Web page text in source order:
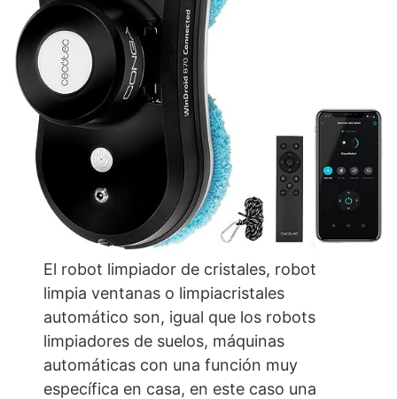
El robot limpiador de cristales, robot
limpia ventanas o limpiacristales
automático son, igual que los robots
limpiadores de suelos, máquinas
automáticas con una función muy
específica en casa, en este caso una